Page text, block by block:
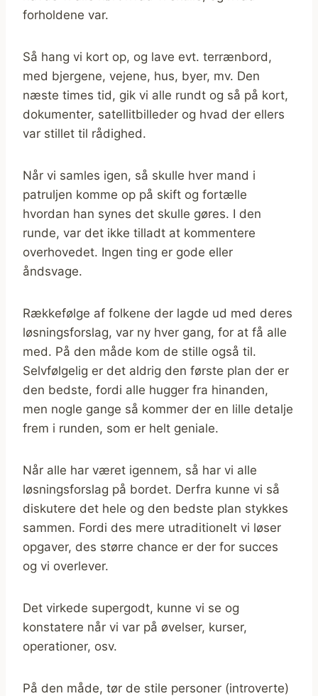
forholdene var.
Så hang vi kort op, og lave evt. terrænbord,
med bjergene, vejene, hus, byer, mv. Den
næste times tid, gik vi alle rundt og så på kort,
dokumenter, satellitbilleder og hvad der ellers
var stillet til rådighed.
Når vi samles igen, så skulle hver mand i
patruljen komme op på skift og fortælle
hvordan han synes det skulle gøres. I den
runde, var det ikke tilladt at kommentere
overhovedet. Ingen ting er gode eller
åndsvage.
Rækkefølge af folkene der lagde ud med deres
løsningsforslag, var ny hver gang, for at få alle
med. På den måde kom de stille også til.
Selvfølgelig er det aldrig den første plan der er
den bedste, fordi alle hugger fra hinanden,
men nogle gange så kommer der en lille detalje
frem i runden, som er helt geniale.
Når alle har været igennem, så har vi alle
løsningsforslag på bordet. Derfra kunne vi så
diskutere det hele og den bedste plan stykkes
sammen. Fordi des mere utraditionelt vi løser
opgaver, des større chance er der for succes
og vi overlever.
Det virkede supergodt, kunne vi se og
konstatere når vi var på øvelser, kurser,
operationer, osv.
På den måde, tør de stile personer (introverte)